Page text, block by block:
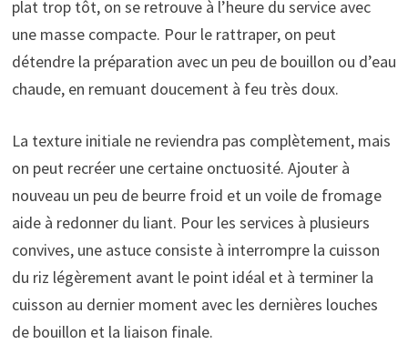
plat trop tôt, on se retrouve à l’heure du service avec
une masse compacte. Pour le rattraper, on peut
détendre la préparation avec un peu de bouillon ou d’eau
chaude, en remuant doucement à feu très doux.
La texture initiale ne reviendra pas complètement, mais
on peut recréer une certaine onctuosité. Ajouter à
nouveau un peu de beurre froid et un voile de fromage
aide à redonner du liant. Pour les services à plusieurs
convives, une astuce consiste à interrompre la cuisson
du riz légèrement avant le point idéal et à terminer la
cuisson au dernier moment avec les dernières louches
de bouillon et la liaison finale.